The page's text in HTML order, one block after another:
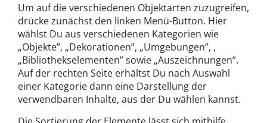
Um auf die verschiedenen Objektarten zuzugreifen,
drücke zunächst den linken Menü-Button. Hier
wählst Du aus verschiedenen Kategorien wie
„Objekte”, „Dekorationen”, „Umgebungen”, ,
„Bibliothekselementen” sowie „Auszeichnungen”.
Auf der rechten Seite erhältst Du nach Auswahl
einer Kategorie dann eine Darstellung der
verwendbaren Inhalte, aus der Du wählen kannst.